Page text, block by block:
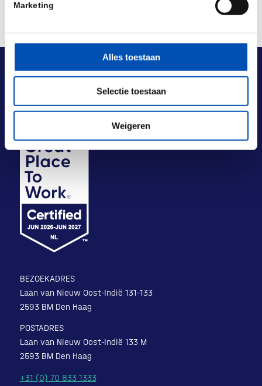
Marketing
Alles toestaan
Selectie toestaan
Weigeren
BEZOEKADRES
Laan van Nieuw Oost-Indië 131-133
2593 BM Den Haag
POSTADRES
Laan van Nieuw Oost-Indië 133 M
2593 BM Den Haag
+31 (0) 70 833 1333